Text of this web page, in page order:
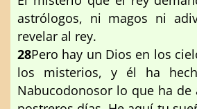
astrólogos, ni magos ni
revelar al rey.
28Pero hay un Dios en los
los misterios, y él ha
Nabucodonosor lo que ha de